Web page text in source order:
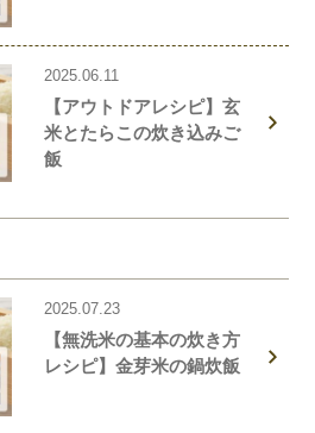
2025.06.11
【アウトドアレシピ】玄
米とたらこの炊き込みご
飯
2025.07.23
【無洗米の基本の炊き方
レシピ】金芽米の鍋炊飯